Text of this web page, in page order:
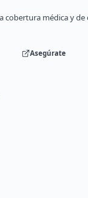
cobertura médica y
Asegúrate